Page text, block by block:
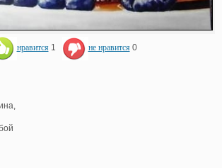
нравится 1 не нравится 0